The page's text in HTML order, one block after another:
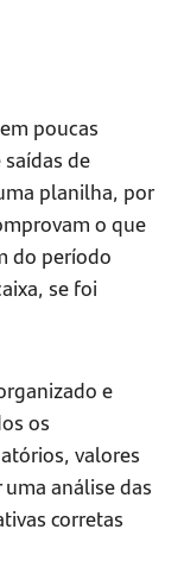
poucas
de
planilha, por
o que
do período
se foi
e
os
valores
análise das
corretas